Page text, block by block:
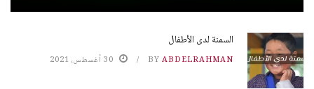
السمنة لدى الأطفال
BY ABDELRAHMAN 30 أغسطس، 2021